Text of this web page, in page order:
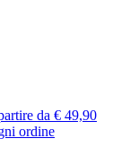
da € 49,90
ordine